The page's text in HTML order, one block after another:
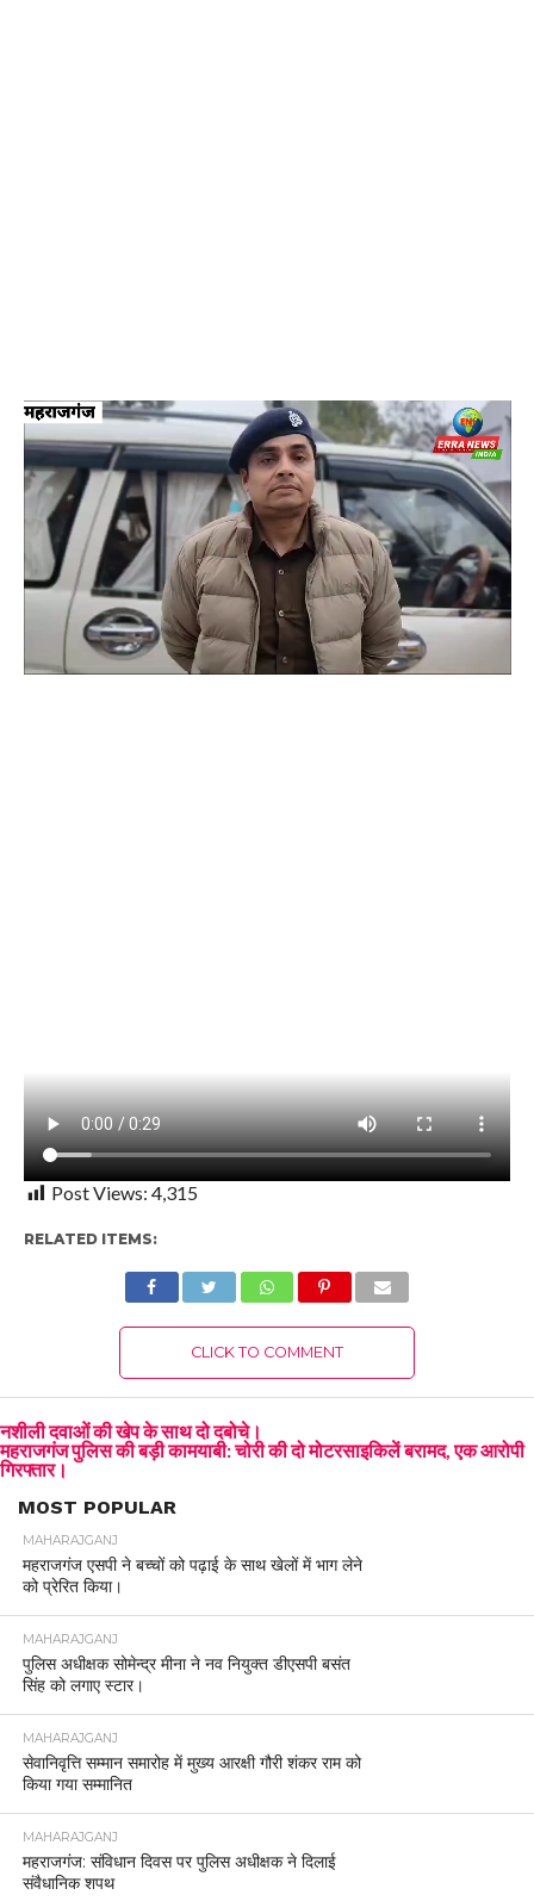
Post Views: 4,315
RELATED ITEMS:
CLICK TO COMMENT
नशीली दवाओं की खेप के साथ दो दबोचे।
महराजगंज पुलिस की बड़ी कामयाबी: चोरी की दो मोटरसाइकिलें बरामद, एक आरोपी
गिरफ्तार।
MOST POPULAR
MAHARAJGANJ
महराजगंज एसपी ने बच्चों को पढ़ाई के साथ खेलों में भाग लेने
को प्रेरित किया।
MAHARAJGANJ
पुलिस अधीक्षक सोमेन्द्र मीना ने नव नियुक्त डीएसपी बसंत
सिंह को लगाए स्टार।
MAHARAJGANJ
सेवानिवृत्ति सम्मान समारोह में मुख्य आरक्षी गौरी शंकर राम को
किया गया सम्मानित
MAHARAJGANJ
महराजगंज: संविधान दिवस पर पुलिस अधीक्षक ने दिलाई
संवैधानिक शपथ